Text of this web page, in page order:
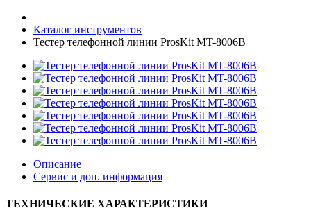
Каталог инструментов
Тестер телефонной линии ProsKit MT-8006B
Описание
Сервис и доп. информация
ТЕХНИЧЕСКИЕ ХАРАКТЕРИСТИКИ